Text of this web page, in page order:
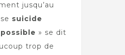
jusqu’au
suicide
» se dit
trop de